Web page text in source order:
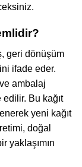
geri dönüşüm
ifade eder.
ambalaj
Bu kağıt
yeni kağıt
doğal
yaklaşımın